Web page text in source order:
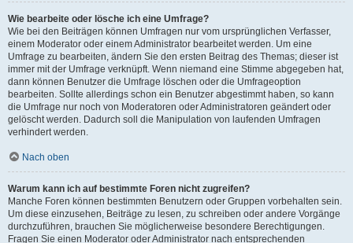
Wie bearbeite oder lösche ich eine Umfrage?
Wie bei den Beiträgen können Umfragen nur vom ursprünglichen Verfasser,
einem Moderator oder einem Administrator bearbeitet werden. Um eine
Umfrage zu bearbeiten, ändern Sie den ersten Beitrag des Themas; dieser ist
immer mit der Umfrage verknüpft. Wenn niemand eine Stimme abgegeben hat,
dann können Benutzer die Umfrage löschen oder die Umfrageoption
bearbeiten. Sollte allerdings schon ein Benutzer abgestimmt haben, so kann
die Umfrage nur noch von Moderatoren oder Administratoren geändert oder
gelöscht werden. Dadurch soll die Manipulation von laufenden Umfragen
verhindert werden.
Nach oben
Warum kann ich auf bestimmte Foren nicht zugreifen?
Manche Foren können bestimmten Benutzern oder Gruppen vorbehalten sein.
Um diese einzusehen, Beiträge zu lesen, zu schreiben oder andere Vorgänge
durchzuführen, brauchen Sie möglicherweise besondere Berechtigungen.
Fragen Sie einen Moderator oder Administrator nach entsprechenden